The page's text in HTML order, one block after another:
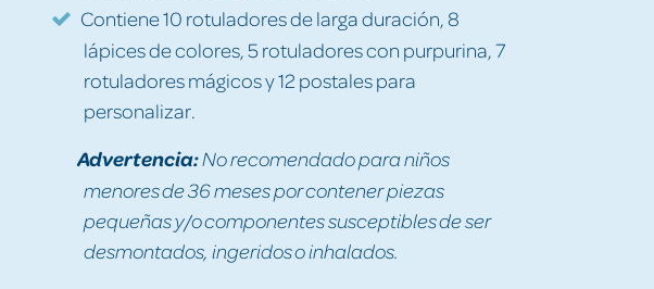
Contiene 10 rotuladores de larga duración, 8
lápices de colores, 5 rotuladores con purpurina, 7
rotuladores mágicos y 12 postales para
personalizar.
Advertencia:No recomendado para niños
menores de 36 meses por contener piezas
pequeñas y/o componentes susceptibles de ser
desmontados, ingeridos o inhalados.